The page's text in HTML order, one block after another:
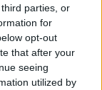
parties, or
for
opt-out
that after your
seeing
utilized by